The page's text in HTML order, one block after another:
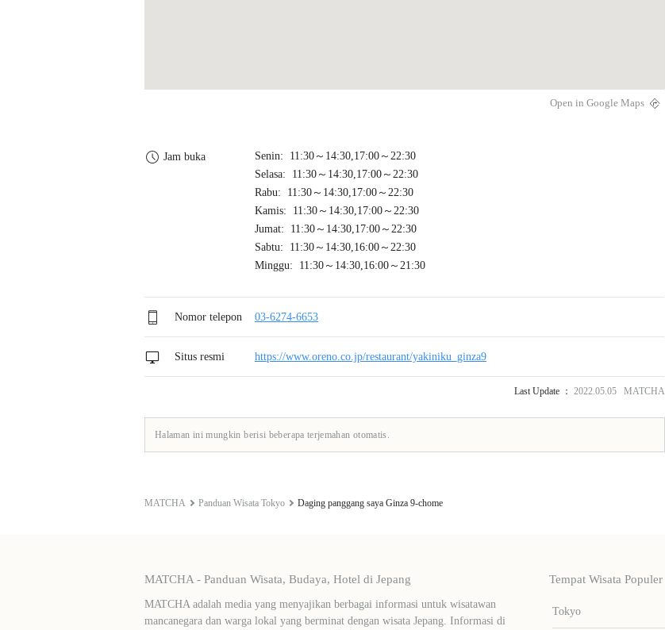
Open in Google Maps
Jam buka
Senin: 11:30～14:30,17:00～22:30
Selasa: 11:30～14:30,17:00～22:30
Rabu: 11:30～14:30,17:00～22:30
Kamis: 11:30～14:30,17:00～22:30
Jumat: 11:30～14:30,17:00～22:30
Sabtu: 11:30～14:30,16:00～22:30
Minggu: 11:30～14:30,16:00～21:30
Nomor telepon 03-6274-6653
Situs resmi https://www.oreno.co.jp/restaurant/yakiniku_ginza9
Last Update ： 2022.05.05 MATCHA
Halaman ini mungkin berisi beberapa terjemahan otomatis.
MATCHA Panduan Wisata Tokyo Daging panggang saya Ginza 9-chome
MATCHA - Panduan Wisata, Budaya, Hotel di Jepang
MATCHA adalah media yang menyajikan berbagai informasi untuk wisatawan
mancanegara dan warga lokal yang berminat dengan wisata Jepang. Informasi di
Tempat Wisata Populer
Tokyo